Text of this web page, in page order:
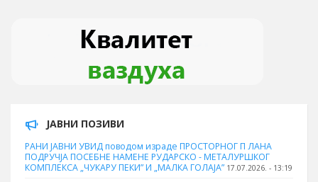
ЈАВНИ ПОЗИВИ
РАНИ ЈАВНИ УВИД поводом израде ПРОСТОРНОГ П ЛАНА
ПОДРУЧЈА ПОСЕБНЕ НАМЕНЕ РУДАРСКО - МЕТАЛУРШКОГ
КОМПЛЕКСА „ЧУКАРУ ПЕКИ” И „МАЛКА ГОЛАЈА” 17.07.2026. - 13:19